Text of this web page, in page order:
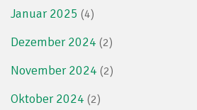
Januar 2025 (4)
Dezember 2024 (2)
November 2024 (2)
Oktober 2024 (2)